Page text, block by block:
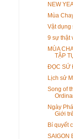
NEW
Mùa
Vật dụng
9 sự thật
MÙA
TẬP
ĐỌC SỨ
Lịch sử
Song of
Ngày
Giới
Bí quyết
SAIGON